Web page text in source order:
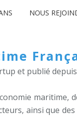
NOUS
et publié
maritime,
ainsi que